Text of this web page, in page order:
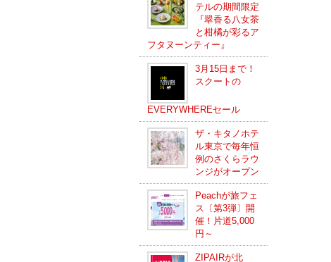
テルの期間限定
『翠香る八女茶
と柑橘が彩るア
フタヌーンティー』
3月15日まで！
スクートの
EVERYWHEREセール
ザ・キタノホテ
ル東京で毎年恒
例のさくらラウ
ンジがオープン
Peachが旅フェ
ス〔第3弾〕開
催！片道5,000
円～
ZIPAIRが北